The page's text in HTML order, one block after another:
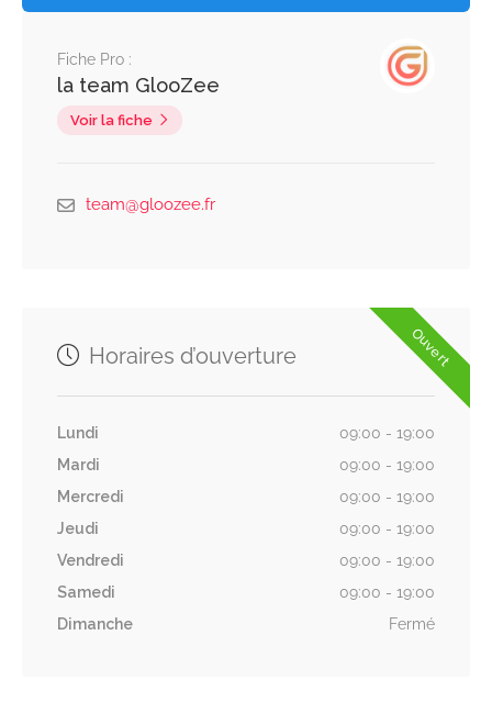
Fiche Pro :
la team GlooZee
Voir la fiche
team@gloozee.fr
Ouvert
Horaires d’ouverture
Lundi
09:00 - 19:00
Mardi
09:00 - 19:00
Mercredi
09:00 - 19:00
Jeudi
09:00 - 19:00
Vendredi
09:00 - 19:00
Samedi
09:00 - 19:00
Dimanche
Fermé